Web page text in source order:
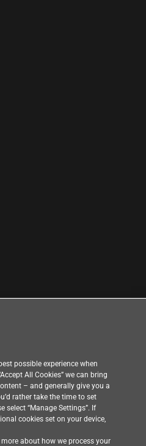
| 輸出コンプライアンス
possible experience when
All Cookies” we can bring
– and generally give you a
rather take the time to set
select “Manage Settings”. If
cookies set on your device,
about how we process your